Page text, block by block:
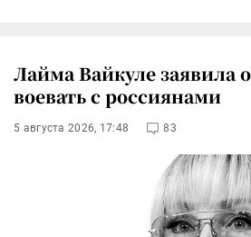
Лайма Вайкуле заявила
воевать с россиянами
5 августа 2026, 17:48 83